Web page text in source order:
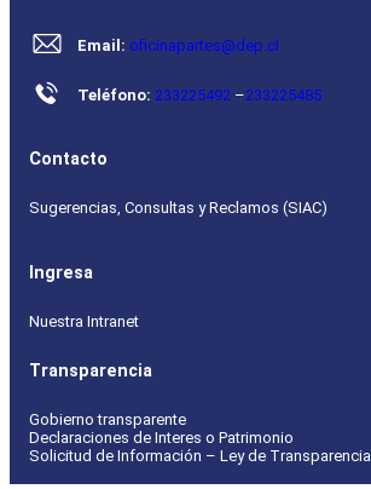
Email: oficinapartes@dep.cl
Teléfono: 233225492 –233225485
Contacto
Sugerencias, Consultas y Reclamos (SIAC)
Ingresa
Nuestra Intranet
Transparencia
Gobierno transparente
Declaraciones de Interes o Patrimonio
Solicitud de Información – Ley de Transparencia